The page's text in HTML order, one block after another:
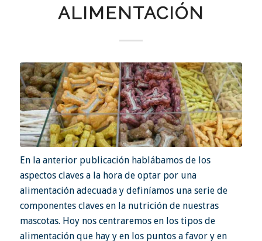
ALIMENTACIÓN
En la anterior publicaciónhablábamos de los
aspectos claves a la hora de optar por una
alimentación adecuada y definíamos una serie de
componentes claves en la nutrición de nuestras
mascotas. Hoy nos centraremos en los tipos de
alimentación que hay y en los puntos a favor y en